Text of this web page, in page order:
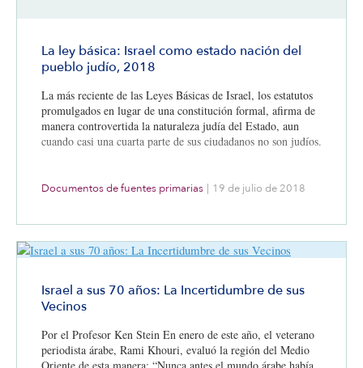
La ley básica: Israel como estado nación del
pueblo judío, 2018
La más reciente de las Leyes Básicas de Israel, los estatutos
promulgados en lugar de una constitución formal, afirma de
manera controvertida la naturaleza judía del Estado, aun
cuando casi una cuarta parte de sus ciudadanos no son judíos.
Documentos de fuentes primarias | 19 de julio de 2018
Israel a sus 70 años: La Incertidumbre de sus
Vecinos
Por el Profesor Ken Stein En enero de este año, el veterano
periodista árabe, Rami Khouri, evaluó la región del Medio